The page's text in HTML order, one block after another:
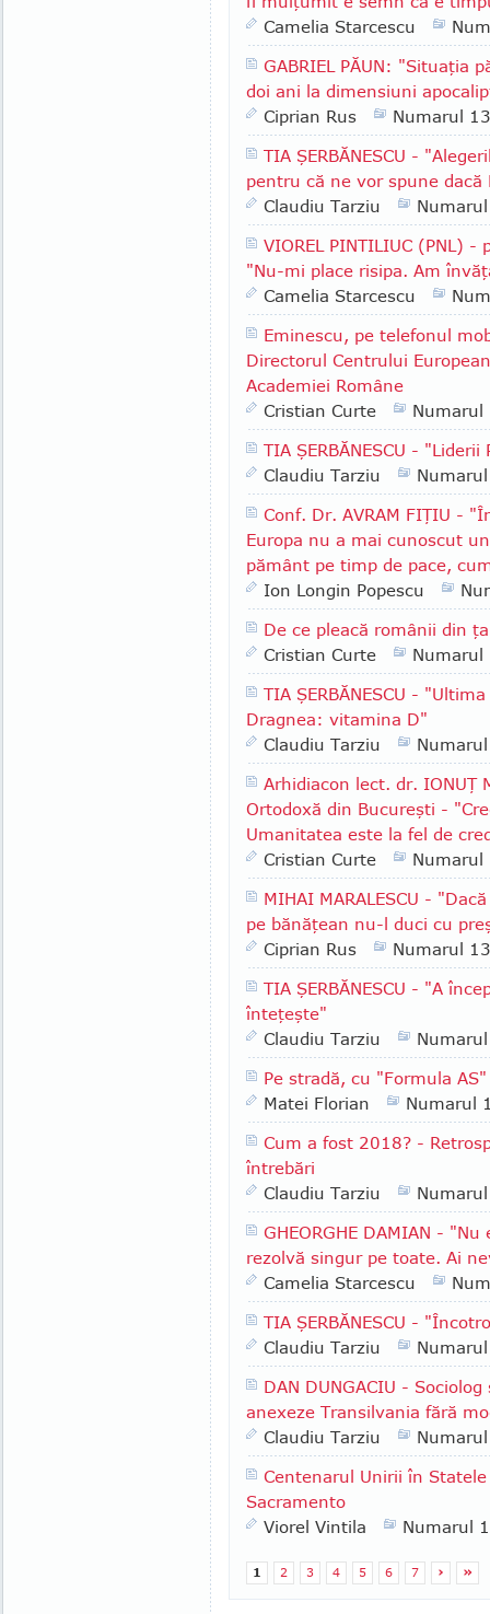
Camelia Starcescu
GABRIEL PĂUN: "Situaţia
doi ani la dimensiuni
Ciprian Rus
Numarul
TIA ŞERBĂNESCU -
pentru că ne vor spune
Claudiu Tarziu
VIOREL PINTILIUC (PNL)
"Nu-mi place risipa. Am
Camelia Starcescu
Eminescu, pe telefonul
Directorul Centrului
Academiei Române
Cristian Curte
Numarul
TIA ŞERBĂNESCU -
Claudiu Tarziu
Conf. Dr. AVRAM FIŢIU -
Europa nu a mai cunoscut
pământ pe timp de pace,
Ion Longin Popescu
De ce pleacă românii din
Cristian Curte
Numarul
TIA ŞERBĂNESCU -
Dragnea: vitamina D"
Claudiu Tarziu
Arhidiacon lect. dr. IONUŢ
Ortodoxă din Bucureşti -
Umanitatea este la fel de
Cristian Curte
Numarul
MIHAI MARALESCU -
pe bănăţean nu-l duci cu
Ciprian Rus
Numarul
TIA ŞERBĂNESCU - "A
înteţeşte"
Claudiu Tarziu
Pe stradă, cu "Formula
Matei Florian
Numarul
Cum a fost 2018? -
întrebări
Claudiu Tarziu
GHEORGHE DAMIAN -
rezolvă singur pe toate. Ai
Camelia Starcescu
TIA ŞERBĂNESCU -
Claudiu Tarziu
DAN DUNGACIU -
anexeze Transilvania fără
Claudiu Tarziu
Centenarul Unirii în
Sacramento
Viorel Vintila
Numarul
1 2 3 4 5 6 7 › »